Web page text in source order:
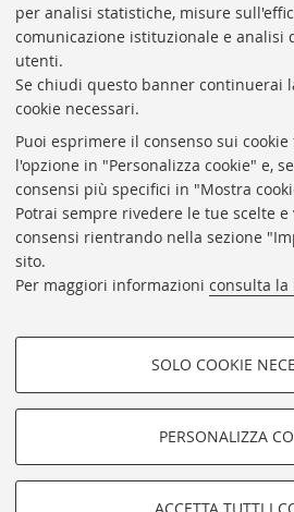
per analisi statistiche, misure
comunicazione istituzionale e analisi
utenti.
Se chiudi questo banner continuerai
cookie necessari.
Puoi esprimere il consenso sui
l'opzione in "Personalizza cookie" e,
consensi più specifici in "Mostra
Potrai sempre rivedere le tue scelte
consensi rientrando nella sezione
sito.
Per maggiori informazioni consulta la
COOKIE DI PROFILAZIONE -
FACOLTATIVI
navigazione degli utenti, creare profili in
SOLO COOKIE
PERSONALIZZA
Responsabile scientifico: prof.
Coordinatrice gestionale: Maria Pia
Archivio storico dell'Università di
Via Zamboni, 33 - 40126 Bologna (BO)
Dove siamo
Regolamento
Privacy e note legali
Impostazioni Cookie
©Copyright 2026 - ALMA MATER